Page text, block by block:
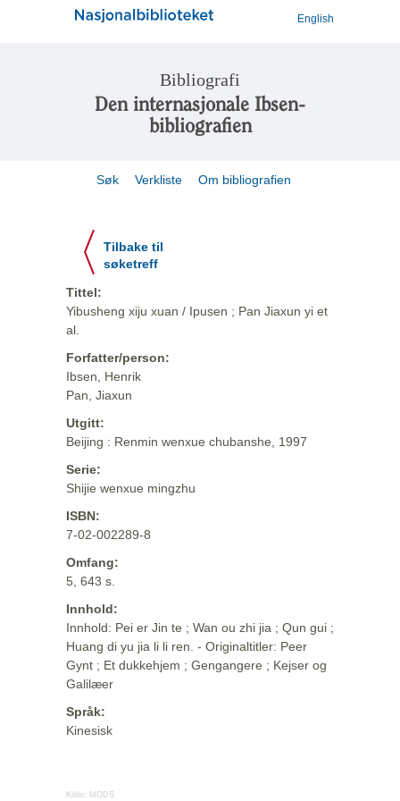
English
Bibliografi
Den internasjonale Ibsen-
bibliografien
Søk Verkliste Om bibliografien
Tilbake til
søketreff
Tittel:
Yibusheng xiju xuan / Ipusen ; Pan Jiaxun yi et
al.
Forfatter/person:
Ibsen, Henrik
Pan, Jiaxun
Utgitt:
Beijing : Renmin wenxue chubanshe, 1997
Serie:
Shijie wenxue mingzhu
ISBN:
7-02-002289-8
Omfang:
5, 643 s.
Innhold:
Innhold: Pei er Jin te ; Wan ou zhi jia ; Qun gui ;
Huang di yu jia li li ren. - Originaltitler: Peer
Gynt ; Et dukkehjem ; Gengangere ; Kejser og
Galilæer
Språk:
Kinesisk
Kilde: MODS